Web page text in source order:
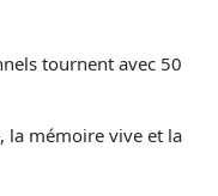
tournent avec 50
la mémoire vive et la